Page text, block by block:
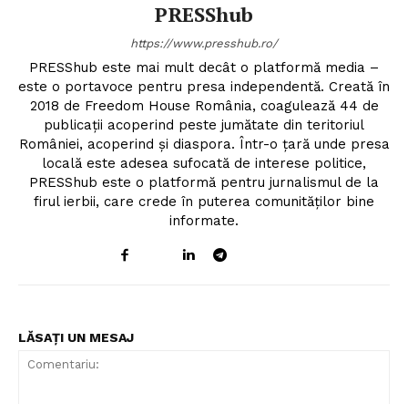
PRESShub
https://www.presshub.ro/
PRESShub este mai mult decât o platformă media –
este o portavoce pentru presa independentă. Creată în
2018 de Freedom House România, coagulează 44 de
publicații acoperind peste jumătate din teritoriul
României, acoperind și diaspora. Într-o țară unde presa
locală este adesea sufocată de interese politice,
PRESShub este o platformă pentru jurnalismul de la
firul ierbii, care crede în puterea comunităților bine
informate.
LĂSAȚI UN MESAJ